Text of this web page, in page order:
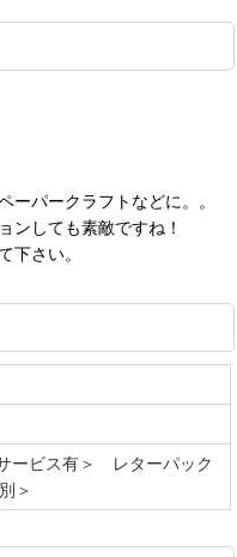
ーパークラフトなどに。。
ンしても素敵ですね！
下さい。
ービス有＞ レターパック
＞